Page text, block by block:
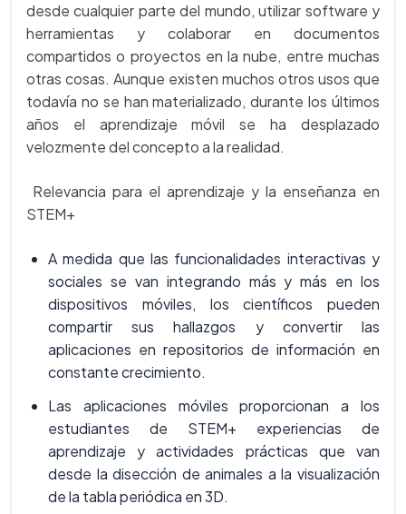
desde cualquier parte del mundo, utilizar software y
herramientas y colaborar en documentos
compartidos o proyectos en la nube, entre muchas
otras cosas. Aunque existen muchos otros usos que
todavía no se han materializado, durante los últimos
años el aprendizaje móvil se ha desplazado
velozmente del concepto a la realidad.
Relevancia para el aprendizaje y la enseñanza en
STEM+
A medida que las funcionalidades interactivas y
sociales se van integrando más y más en los
dispositivos móviles, los científicos pueden
compartir sus hallazgos y convertir las
aplicaciones en repositorios de información en
constante crecimiento.
Las aplicaciones móviles proporcionan a los
estudiantes de STEM+ experiencias de
aprendizaje y actividades prácticas que van
desde la disección de animales a la visualización
de la tabla periódica en 3D.